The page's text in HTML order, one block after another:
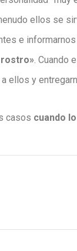
ellos se
e
rostro». Cuando
ellos y
casos cuando